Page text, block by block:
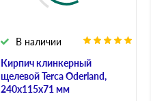
Кирпич клинкерный
щелевой Terca Oderland,
240х115х71 мм
В наличии